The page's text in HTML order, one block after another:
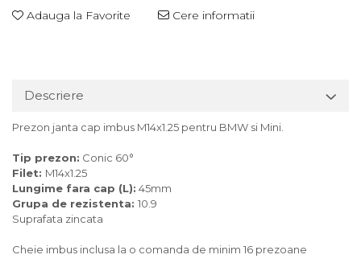
Adauga la Favorite Cere informatii
Descriere
Prezon janta cap imbus M14x1.25 pentru BMW si Mini.
Tip prezon: Conic 60°
Filet: M14x1.25
Lungime fara cap (L): 45mm
Grupa de rezistenta: 10.9
Suprafata zincata
Cheie imbus inclusa la o comanda de minim 16 prezoane